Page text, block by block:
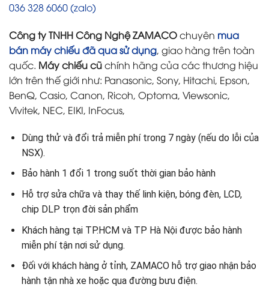
036 328 6060 (zalo)
Công ty TNHH Công Nghệ ZAMACOchuyên mua
bán máy chiếu đã qua sử dụng, giao hàng trên toàn
quốc. Máy chiếu cũchính hãng của các thương hiệu
lớn trên thế giới như: Panasonic, Sony, Hitachi, Epson,
BenQ, Casio, Canon, Ricoh, Optoma, Viewsonic,
Vivitek, NEC, EIKI, InFocus,
Dùng thử và đổi trả miễn phí trong 7 ngày (nếu do lỗi của
NSX).
Bảo hành 1 đổi 1 trong suốt thời gian bảo hành
Hỗ trợ sửa chữa và thay thế linh kiện, bóng đèn, LCD,
chip DLP trọn đời sản phẩm
Khách hàng tại TP.HCM và TP Hà Nội được bảo hành
miễn phí tận nơi sử dụng.
Đối với khách hàng ở tỉnh, ZAMACO hỗ trợ giao nhận bảo
hành tận nhà xe hoặc qua đường bưu điện.